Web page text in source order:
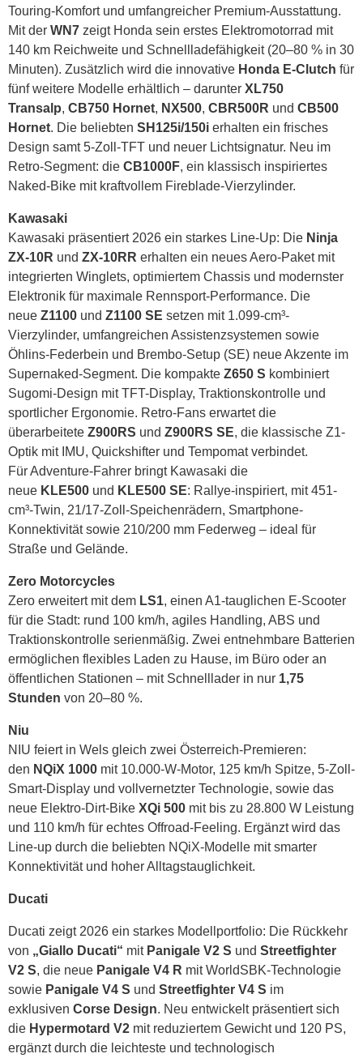
Touring-Komfort und umfangreicher Premium-Ausstattung.
Mit der WN7 zeigt Honda sein erstes Elektromotorrad mit
140 km Reichweite und Schnellladefähigkeit (20–80 % in 30
Minuten). Zusätzlich wird die innovative Honda E-Clutch für
fünf weitere Modelle erhältlich – darunter XL750
Transalp, CB750 Hornet, NX500, CBR500R und CB500
Hornet. Die beliebten SH125i/150i erhalten ein frisches
Design samt 5-Zoll-TFT und neuer Lichtsignatur. Neu im
Retro-Segment: die CB1000F, ein klassisch inspiriertes
Naked-Bike mit kraftvollem Fireblade-Vierzylinder.
Kawasaki
Kawasaki präsentiert 2026 ein starkes Line-Up: Die Ninja
ZX-10R und ZX-10RR erhalten ein neues Aero-Paket mit
integrierten Winglets, optimiertem Chassis und modernster
Elektronik für maximale Rennsport-Performance. Die
neue Z1100 und Z1100 SE setzen mit 1.099-cm³-
Vierzylinder, umfangreichen Assistenzsystemen sowie
Öhlins-Federbein und Brembo-Setup (SE) neue Akzente im
Supernaked-Segment. Die kompakte Z650 S kombiniert
Sugomi-Design mit TFT-Display, Traktionskontrolle und
sportlicher Ergonomie. Retro-Fans erwartet die
überarbeitete Z900RS und Z900RS SE, die klassische Z1-
Optik mit IMU, Quickshifter und Tempomat verbindet.
Für Adventure-Fahrer bringt Kawasaki die
neue KLE500 und KLE500 SE: Rallye-inspiriert, mit 451-
cm³-Twin, 21/17-Zoll-Speichenrädern, Smartphone-
Konnektivität sowie 210/200 mm Federweg – ideal für
Straße und Gelände.
Zero Motorcycles
Zero erweitert mit dem LS1, einen A1-tauglichen E-Scooter
für die Stadt: rund 100 km/h, agiles Handling, ABS und
Traktionskontrolle serienmäßig. Zwei entnehmbare Batterien
ermöglichen flexibles Laden zu Hause, im Büro oder an
öffentlichen Stationen – mit Schnelllader in nur 1,75
Stunden von 20–80 %.
Niu
NIU feiert in Wels gleich zwei Österreich-Premieren:
den NQiX 1000 mit 10.000-W-Motor, 125 km/h Spitze, 5-Zoll-
Smart-Display und vollvernetzter Technologie, sowie das
neue Elektro-Dirt-Bike XQi 500 mit bis zu 28.800 W Leistung
und 110 km/h für echtes Offroad-Feeling. Ergänzt wird das
Line-up durch die beliebten NQiX-Modelle mit smarter
Konnektivität und hoher Alltagstauglichkeit.
Ducati
Ducati zeigt 2026 ein starkes Modellportfolio: Die Rückkehr
von „Giallo Ducati“ mit Panigale V2 S und Streetfighter
V2 S, die neue Panigale V4 R mit WorldSBK-Technologie
sowie Panigale V4 S und Streetfighter V4 S im
exklusiven Corse Design. Neu entwickelt präsentiert sich
die Hypermotard V2 mit reduziertem Gewicht und 120 PS,
ergänzt durch die leichteste und technologisch